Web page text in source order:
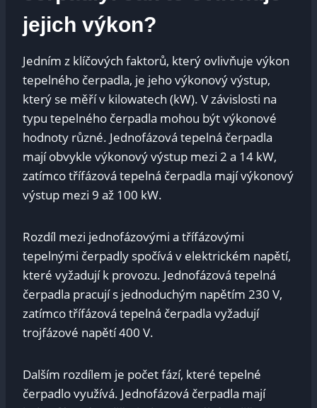
jejich výkon?
Jedním z klíčových faktorů, který ovlivňuje výkon
tepelného čerpadla, je jeho výkonový výstup,
který se měří v kilowatech (kW). V závislosti na
typu tepelného čerpadla mohou být výkonové
hodnoty různé. Jednofázová tepelná čerpadla
mají obvykle výkonový výstup mezi 2 a 14 kW,
zatímco třífázová tepelná čerpadla mají výkonový
výstup mezi 9 až 100 kW.
Rozdíl mezi jednofázovými a třífázovými
tepelnými čerpadly spočívá v elektrickém napětí,
které vyžadují k provozu. Jednofázová tepelná
čerpadla pracují s jednoduchým napětím 230 V,
zatímco třífázová tepelná čerpadla vyžadují
trojfázové napětí 400 V.
Dalším rozdílem je počet fází, které tepelné
čerpadlo využívá. Jednofázová čerpadla mají